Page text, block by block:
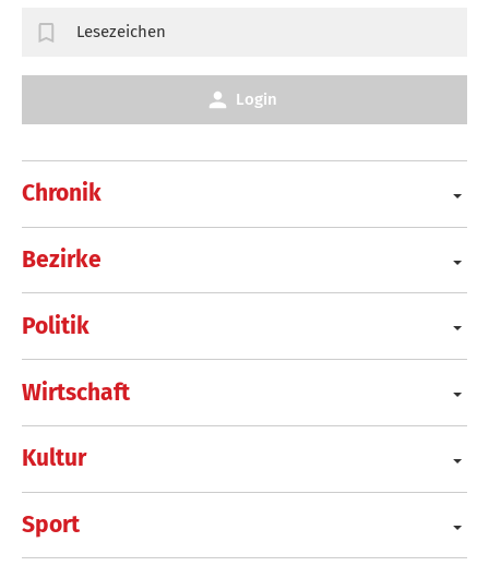
Chronik
Bezirke
Politik
Wirtschaft
Kultur
Sport
Lesezeichen
Login